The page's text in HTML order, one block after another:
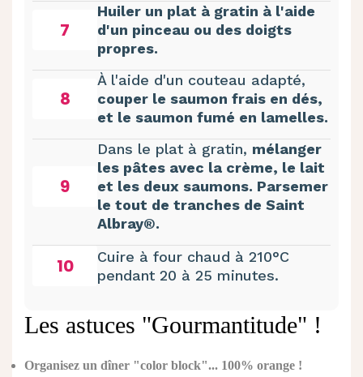
7
Huiler un plat à gratin à l'aide
d'un pinceau ou des doigts
propres.
8
À l'aide d'un couteau adapté,
couper le saumon frais en dés,
et le saumon fumé en lamelles.
9
Dans le plat à gratin, mélanger
les pâtes avec la crème, le lait
et les deux saumons. Parsemer
le tout de tranches de Saint
Albray®.
10
Cuire à four chaud à 210°C
pendant 20 à 25 minutes.
Les astuces "Gourmantitude" !
Organisez un dîner "color block"... 100% orange !